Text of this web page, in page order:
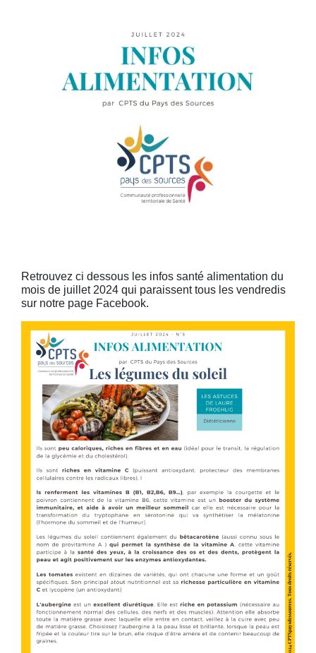
Retrouvez ci dessous les infos santé alimentation du
mois de juillet 2024 qui paraissent tous les vendredis
sur notre page Facebook.